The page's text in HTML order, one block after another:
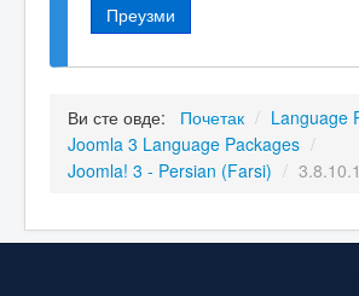
Преузми
Ви сте овде: Почетак / Language
Joomla 3 Language Packages /
Joomla! 3 - Persian (Farsi) / 3.8.10.1